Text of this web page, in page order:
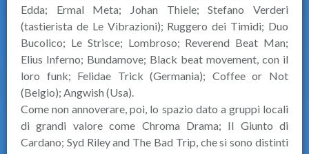
Edda; Ermal Meta; Johan Thiele; Stefano Verderi
(tastierista de Le Vibrazioni); Ruggero dei Timidi; Duo
Bucolico; Le Strisce; Lombroso; Reverend Beat Man;
Elius Inferno; Bundamove; Black beat movement, con il
loro funk; Felidae Trick (Germania); Coffee or Not
(Belgio); Angwish (Usa).
Come non annoverare, poi, lo spazio dato a gruppi locali
di grandi valore come Chroma Drama; Il Giunto di
Cardano; Syd Riley and The Bad Trip, che si sono distinti